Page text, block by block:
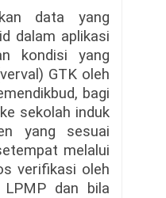
data yang
dalam aplikasi
kondisi yang
GTK oleh
bagi
sekolah induk
yang sesuai
melalui
verifikasi oleh
dan bila